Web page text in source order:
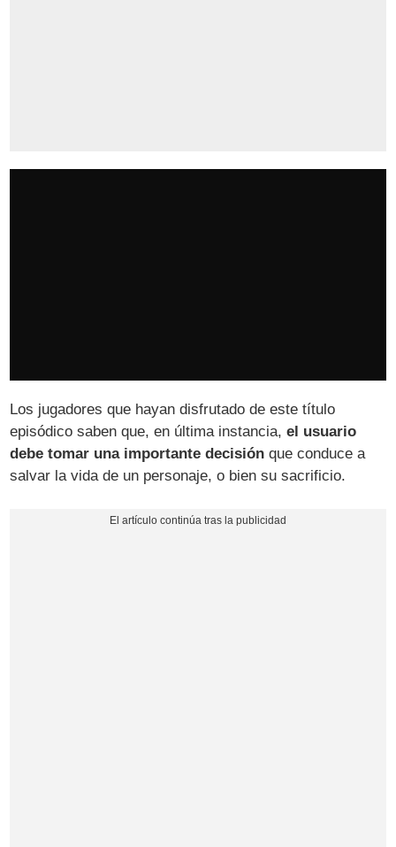
Los jugadores que hayan disfrutado de este título
episódico saben que, en última instancia,el usuario
debe tomar una importante decisión que conduce a
salvar la vida de un personaje, o bien su sacrificio.